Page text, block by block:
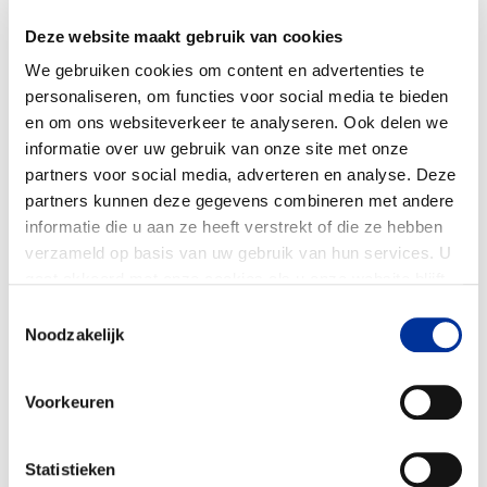
Deze website maakt gebruik van cookies
We gebruiken cookies om content en advertenties te
personaliseren, om functies voor social media te bieden
en om ons websiteverkeer te analyseren. Ook delen we
informatie over uw gebruik van onze site met onze
partners voor social media, adverteren en analyse. Deze
partners kunnen deze gegevens combineren met andere
informatie die u aan ze heeft verstrekt of die ze hebben
verzameld op basis van uw gebruik van hun services. U
Noodzakelijk
Voorkeuren
Statistieken
Doelbesteding (2024)
€ 212.290